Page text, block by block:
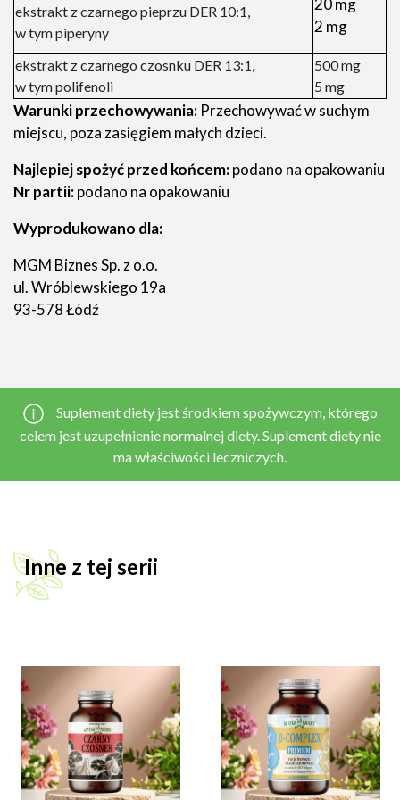
ekstrakt z czarnego pieprzu DER 10:1,
w tym piperyny
20 mg
2 mg
ekstrakt z czarnego czosnku DER 13:1,
w tym polifenoli
500 mg
5 mg
Warunki przechowywania: Przechowywać w suchym
miejscu, poza zasięgiem małych dzieci.
Najlepiej spożyć przed końcem:podano na opakowaniu
Nr partii:podano na opakowaniu
Wyprodukowano dla:
MGM Biznes Sp. z o.o.
ul. Wróblewskiego 19a
93-578 Łódź
Suplement diety jest środkiem spożywczym, którego
celem jest uzupełnienie normalnej diety. Suplement diety nie
ma właściwości leczniczych.
Inne z tej serii